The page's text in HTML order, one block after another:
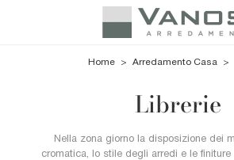
Home > Arredamento Casa >
Librerie
Nella zona giorno la disposizione dei
cromatica, lo stile degli arredi e le